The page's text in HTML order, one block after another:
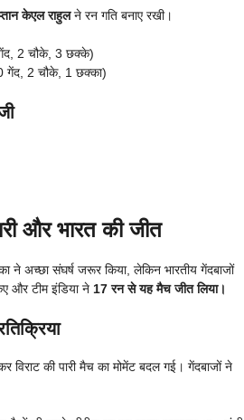
केएल राहुलने रन गति बनाए रखी।
2 चौके, 3 छक्के)
गेंद, 2 चौके, 1 छक्का)
और भारत की जीत
ने अच्छा संघर्ष जरूर किया, लेकिन भारतीय गेंदबाजों
और टीम इंडिया ने 17 रन से यह मैच जीत लिया।
विराट की पारी मैच का मोमेंट बदल गई। गेंदबाजों ने